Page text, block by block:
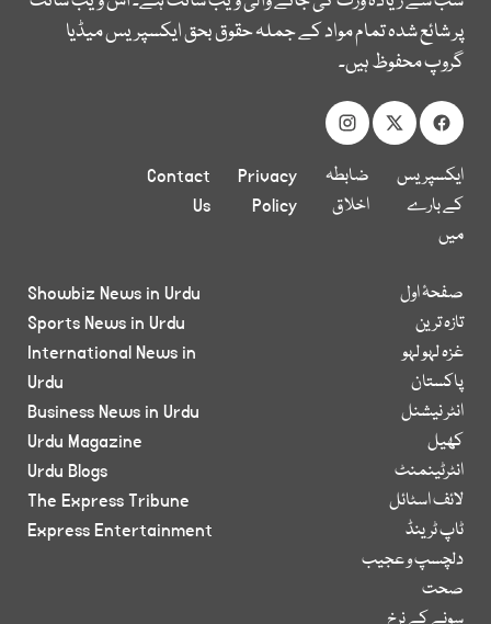
پر شائع شدہ تمام مواد کے جملہ حقوق بحق ایکسپریس میڈیا
گروپ محفوظ ہیں۔
ایکسپریس
کے بارے
میں
ضابطہ
اخلاق
Privacy
Policy
Contact
Us
صفحۂ اول
تازہ ترین
غزہ لہو لہو
پاکستان
انٹر نیشنل
کھیل
انٹرٹینمنٹ
لائف اسٹائل
ٹاپ ٹرینڈ
دلچسپ و عجیب
صحت
Showbiz News in Urdu
Sports News in Urdu
International News in
Urdu
Business News in Urdu
Urdu Magazine
Urdu Blogs
The Express Tribune
Express Entertainment